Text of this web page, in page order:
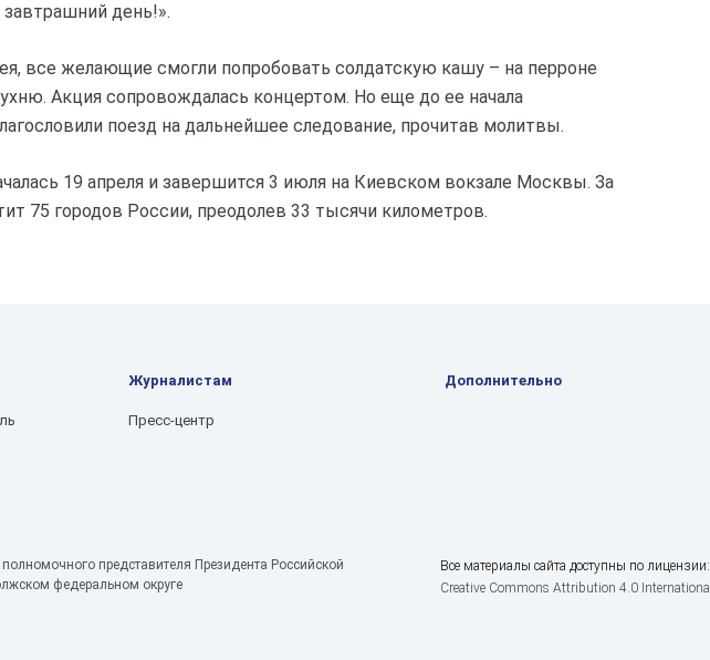
день!».
все желающие смогли попробовать солдатскую кашу – на перроне
Акция сопровождалась концертом. Но еще до ее начала
поезд на дальнейшее следование, прочитав молитвы.
19 апреля и завершится 3 июля на Киевском вокзале Москвы. За
75 городов России, преодолев 33 тысячи километров.
Журналистам
Пресс-центр
Дополнительно
представителя Президента Российской
федеральном округе
Все материалы сайта доступны по лицензии:
Creative Commons Attribution 4.0 International